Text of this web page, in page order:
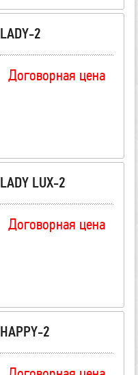
LADY-2
Договорная цена
LADY LUX-2
Договорная цена
HAPPY-2